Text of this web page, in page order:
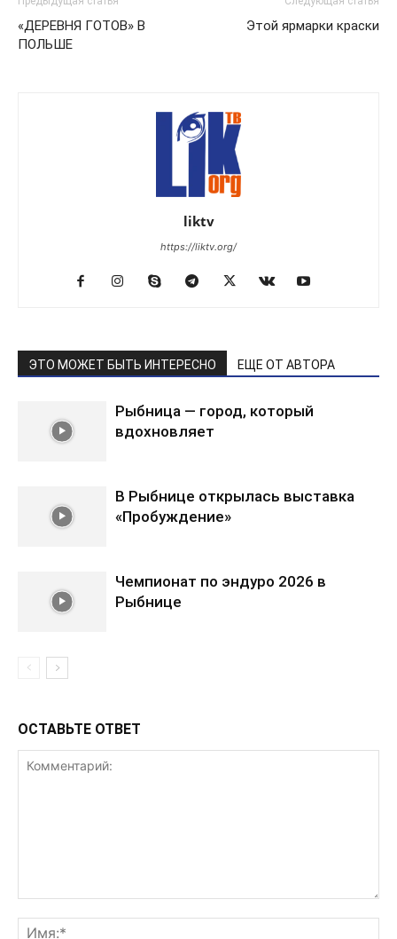
«ДЕРЕВНЯ ГОТОВ» В
ПОЛЬШЕ
Этой ярмарки краски
liktv
https://liktv.org/
ЭТО МОЖЕТ БЫТЬ ИНТЕРЕСНО ЕЩЕ ОТ АВТОРА
Рыбница — город, который
вдохновляет
В Рыбнице открылась выставка
«Пробуждение»
Чемпионат по эндуро 2026 в
Рыбнице
ОСТАВЬТЕ ОТВЕТ